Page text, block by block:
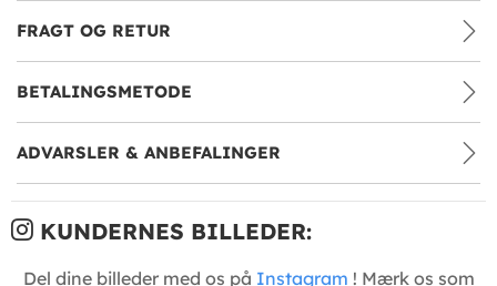
FRAGT OG RETUR
BETALINGSMETODE
ADVARSLER & ANBEFALINGER
KUNDERNES BILLEDER:
Del dine billeder med os på Instagram ! Mærk os som